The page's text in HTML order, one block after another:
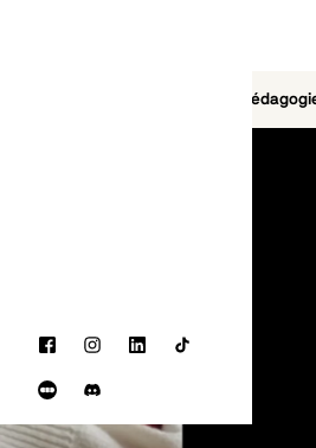
FacebookInstagram
LinkedInTikTok
Letterboxd
Discord